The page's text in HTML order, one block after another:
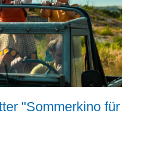
"Sommerkino für